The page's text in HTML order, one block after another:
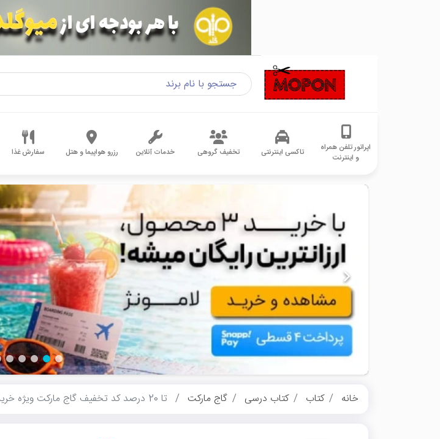
اپراتور تلفن همراه
و اینترنت
تاکسی اینترنتی تخفیف گروهی خدمات آنلاین رزرو هواپیما و هتل سفارش غذا
خانه کتاب کتاب درسی گاج مارکت تا 20 درصد کد تخفیف گاج مارکت ویژه خرید لوازم‌التحریر